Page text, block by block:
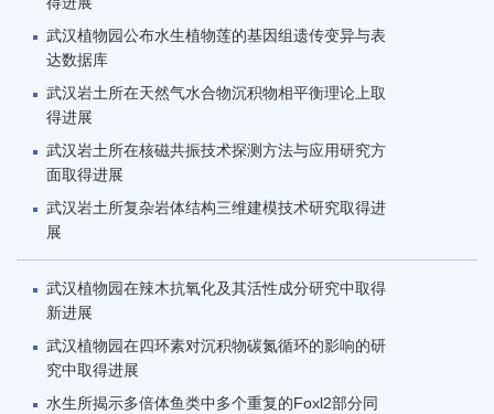
武汉植物园公布水生植物莲的基因组遗传变异与表
达数据库
武汉岩土所在天然气水合物沉积物相平衡理论上取
得进展
武汉岩土所在核磁共振技术探测方法与应用研究方
面取得进展
武汉岩土所复杂岩体结构三维建模技术研究取得进
展
武汉植物园在辣木抗氧化及其活性成分研究中取得
新进展
武汉植物园在四环素对沉积物碳氮循环的影响的研
究中取得进展
水生所揭示多倍体鱼类中多个重复的Foxl2部分同